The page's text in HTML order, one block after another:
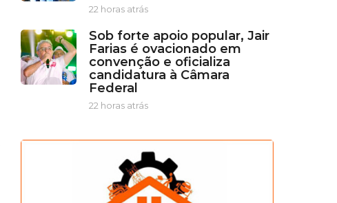
r
á
s
22 horas atrás
h
o
r
a
á
s
Sob forte apoio popular, Jair
Farias é ovacionado em
convenção e oficializa
candidatura à Câmara
Federal
22 horas atrás
o
a
s
a